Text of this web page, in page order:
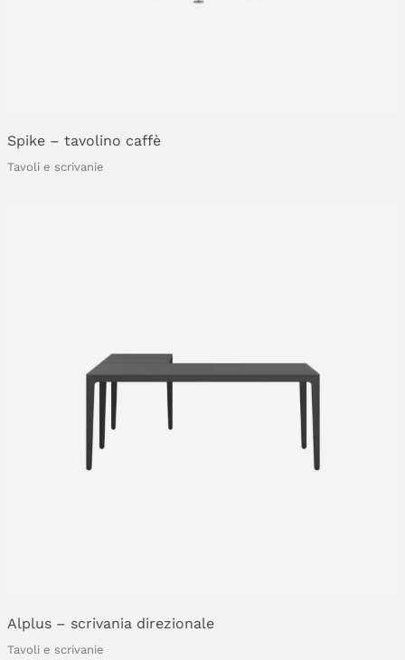
Spike – tavolino caffè
Tavoli e scrivanie
Alplus – scrivania direzionale
Tavoli e scrivanie